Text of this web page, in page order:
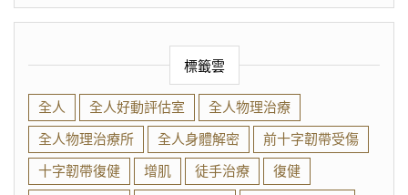
標籤雲
全人 全人好動評估室
全人物理治療
全人物理治療所
全人身體解密
前十字韌帶受傷
十字韌帶復健
增肌 徒手治療 復健